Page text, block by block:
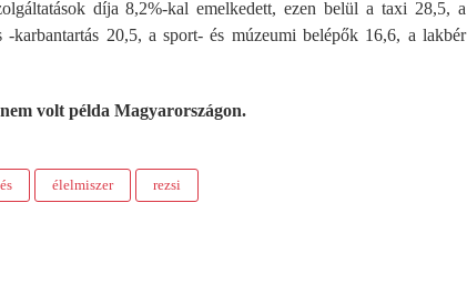
díja 8,2%-kal emelkedett, ezen belül a taxi 28,5, a
-karbantartás 20,5, a sport- és múzeumi belépők 16,6, a lakbér
volt példa Magyarországon.
élelmiszer rezsi